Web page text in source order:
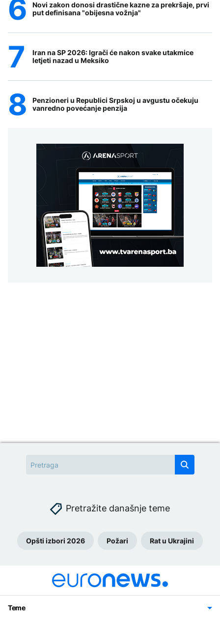
Novi zakon donosi drastične kazne za prekršaje, prvi
put definisana "obijesna vožnja"
Iran na SP 2026: Igrači će nakon svake utakmice
letjeti nazad u Meksiko
Penzioneri u Republici Srpskoj u avgustu očekuju
vanredno povećanje penzija
Pretražite današnje teme
Opšti izbori 2026 Požari Rat u Ukrajini
Teme